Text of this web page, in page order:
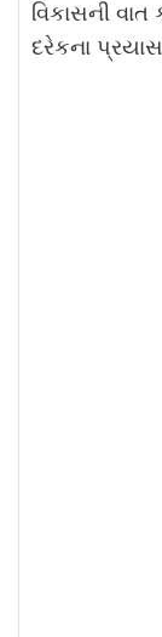
વિકાસની
દરેકના